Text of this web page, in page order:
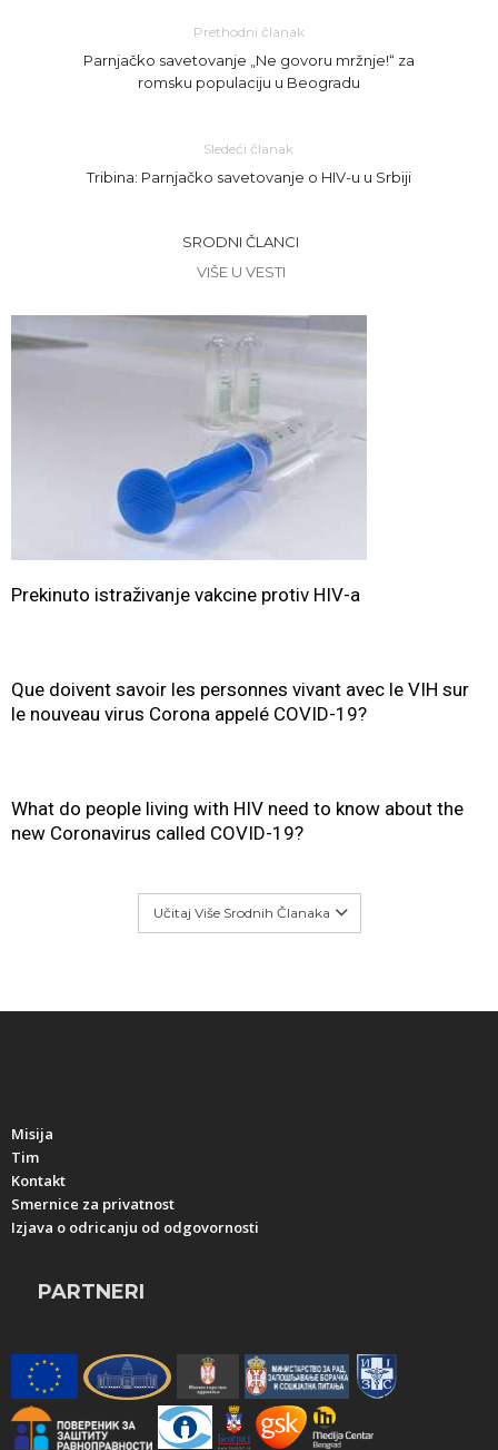
Prethodni članak
Parnjačko savetovanje „Ne govoru mržnje!“ za
romsku populaciju u Beogradu
Sledeći članak
Tribina: Parnjačko savetovanje o HIV-u u Srbiji
SRODNI ČLANCI
VIŠE U VESTI
Prekinuto istraživanje vakcine protiv HIV-a
Que doivent savoir les personnes vivant avec le VIH sur
le nouveau virus Corona appelé COVID-19?
What do people living with HIV need to know about the
new Coronavirus called COVID-19?
Učitaj Više Srodnih Članaka
Misija
Tim
Kontakt
Smernice za privatnost
Izjava o odricanju od odgovornosti
PARTNERI